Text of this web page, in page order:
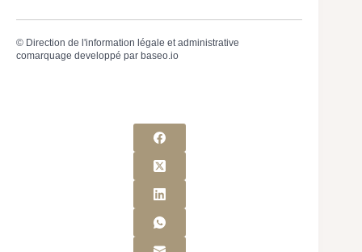
© Direction de l'information légale et administrative
comarquage developpé par baseo.io